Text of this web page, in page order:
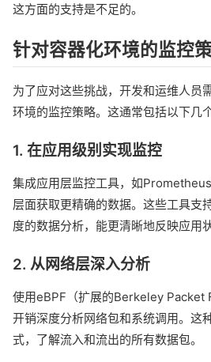
这方面的支持是不足的。
针对容器化环境的监控
为了应对这些挑战，开发和运维人员
环境的监控策略。这通常包括以下几个
1. 在应用级别实现监控
集成应用层监控工具，如
层面获取更精确的数据。这些工具支
度的数据分析，能更清晰地反映应用状
2. 从网络层深入分析
使用eBPF（扩展的Berkeley Packet
开销深度分析网络包和系统调用。这
式，了解流入和流出的所有数据包。